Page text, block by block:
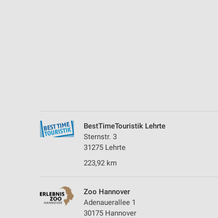
BestTimeTouristik Lehrte
Sternstr. 3
31275 Lehrte
223,92 km
Zoo Hannover
Adenauerallee 1
30175 Hannover
Geräte anhand von aktiv angeforderten Informationen
Funktional